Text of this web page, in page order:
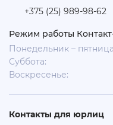
+375 (25) 989-98-62
Режим работы
Понедельник –
Суббота:
Воскресенье:
Контакты для юрлиц